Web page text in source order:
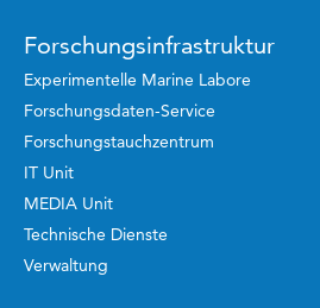
Forschungsinfrastruktur
Experimentelle Marine Labore
Forschungsdaten-Service
Forschungstauchzentrum
IT Unit
MEDIA Unit
Technische Dienste
Verwaltung